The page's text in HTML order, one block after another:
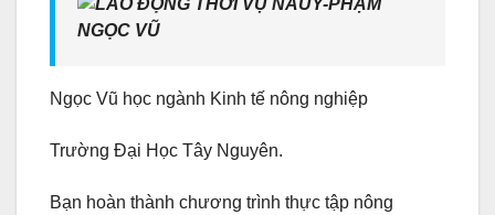
Ngọc Vũ học ngành Kinh tế nông nghiệp
Trường Đại Học Tây Nguyên.
Bạn hoàn thành chương trình thực tập nông